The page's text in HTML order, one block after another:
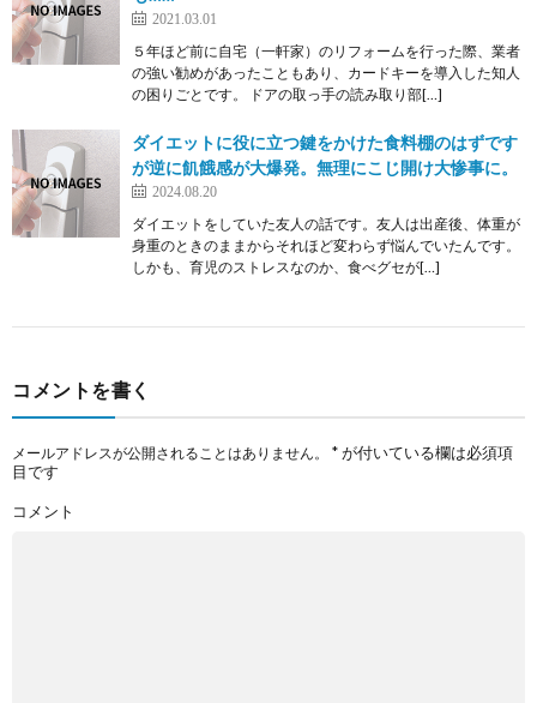
2021.03.01
５年ほど前に自宅（一軒家）のリフォームを行った際、業者
の強い勧めがあったこともあり、カードキーを導入した知人
の困りごとです。 ドアの取っ手の読み取り部[…]
ダイエットに役に立つ鍵をかけた食料棚のはずです
が逆に飢餓感が大爆発。無理にこじ開け大惨事に。
2024.08.20
ダイエットをしていた友人の話です。友人は出産後、体重が
身重のときのままからそれほど変わらず悩んでいたんです。
しかも、育児のストレスなのか、食べグセが[…]
コメントを書く
メールアドレスが公開されることはありません。 *が付いている欄は必須項
目です
コメント